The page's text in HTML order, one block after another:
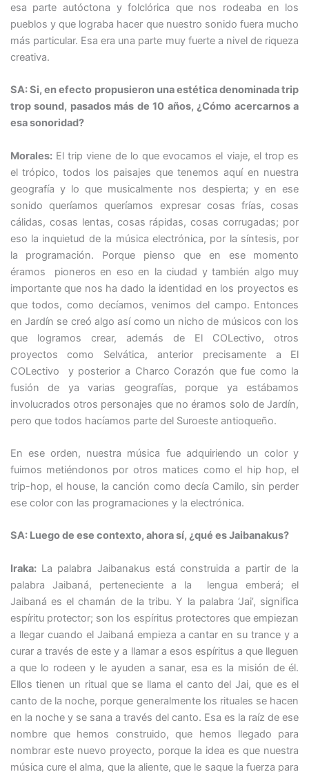
esa parte autóctona y folclórica que nos rodeaba en los
pueblos y que lograba hacer que nuestro sonido fuera mucho
más particular. Esa era una parte muy fuerte a nivel de riqueza
creativa.
SA: Si, en efecto propusieron una estética denominada trip
trop sound, pasados más de 10 años, ¿Cómo acercarnos a
esa sonoridad?
Morales:El trip viene de lo que evocamos el viaje, el trop es
el trópico, todos los paisajes que tenemos aquí en nuestra
geografía y lo que musicalmente nos despierta; y en ese
sonido queríamos queríamos expresar cosas frías, cosas
cálidas, cosas lentas, cosas rápidas, cosas corrugadas; por
eso la inquietud de la música electrónica, por la síntesis, por
la programación. Porque pienso que en ese momento
éramos pioneros en eso en la ciudad y también algo muy
importante que nos ha dado la identidad en los proyectos es
que todos, como decíamos, venimos del campo. Entonces
en Jardín se creó algo así como un nicho de músicos con los
que logramos crear, además de El COLectivo, otros
proyectos como Selvática, anterior precisamente a El
COLectivo y posterior a Charco Corazón que fue como la
fusión de ya varias geografías, porque ya estábamos
involucrados otros personajes que no éramos solo de Jardín,
pero que todos hacíamos parte del Suroeste antioqueño.
En ese orden, nuestra música fue adquiriendo un color y
fuimos metiéndonos por otros matices como el hip hop, el
trip-hop, el house, la canción como decía Camilo, sin perder
ese color con las programaciones y la electrónica.
SA: Luego de ese contexto, ahora sí, ¿qué es Jaibanakus?
Iraka:La palabra Jaibanakus está construida a partir de la
palabra Jaibaná, perteneciente a la lengua emberá; el
Jaibaná es el chamán de la tribu. Y la palabra ‘Jai’, significa
espíritu protector; son los espíritus protectores que empiezan
a llegar cuando el Jaibaná empieza a cantar en su trance y a
curar a través de este y a llamar a esos espíritus a que lleguen
a que lo rodeen y le ayuden a sanar, esa es la misión de él.
Ellos tienen un ritual que se llama el canto del Jai, que es el
canto de la noche, porque generalmente los rituales se hacen
en la noche y se sana a través del canto. Esa es la raíz de ese
nombre que hemos construido, que hemos llegado para
nombrar este nuevo proyecto, porque la idea es que nuestra
música cure el alma, que la aliente, que le saque la fuerza para